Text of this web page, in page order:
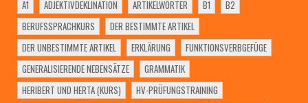
A1 ADJEKTIVDEKLINATION ARTIKELWÖRTER B1
B2
BERUFSSPRACHKURS
DER BESTIMMTE ARTIKEL
DER UNBESTIMMTE ARTIKEL
ERKLÄRUNG
FUNKTIONSVERBGEFÜGE
GENERALISIERENDE NEBENSÄTZE
GRAMMATIK
HERIBERT UND HERTA (KURS)
HV-PRÜFUNGSTRAINING